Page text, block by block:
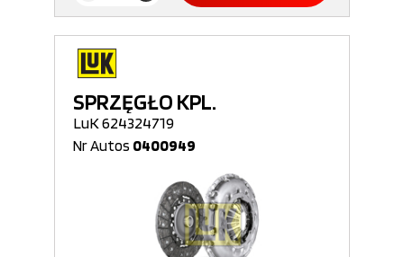
SPRZĘGŁO KPL.
LuK 624324719
Nr Autos 0400949